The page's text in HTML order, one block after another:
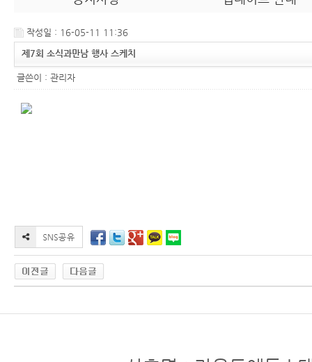
작성일 : 16-05-11 11:36
제7회 소식과만남 행사 스케치
글쓴이 : 관리자